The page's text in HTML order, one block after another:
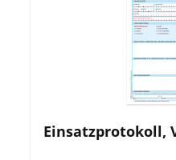
Einsatzprotokoll,